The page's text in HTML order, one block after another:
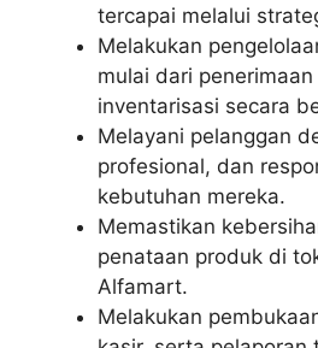
tercapai melalui
Melakukan
mulai dari penerimaan
inventarisasi secara
Melayani pelanggan
profesional, dan
kebutuhan mereka.
Memastikan
penataan produk di
Alfamart.
Melakukan